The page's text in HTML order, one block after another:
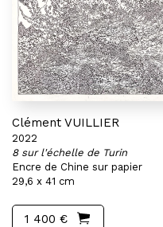
Clément VUILLIER
2022
8 sur l'échelle de Turin
Encre de Chine sur papier
29,6 x 41 cm
1 400 €